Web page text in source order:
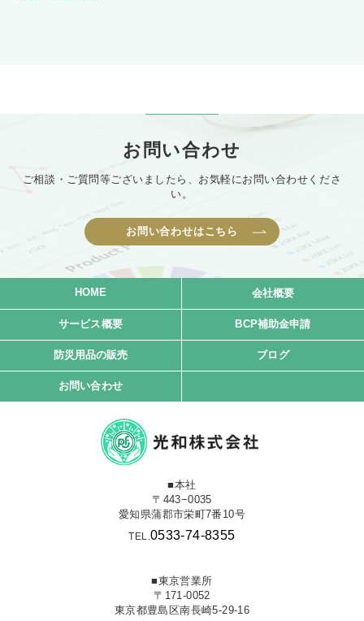
お問い合わせ
ご相談・ご質問等ございましたら、お気軽にお問い合わせくださ
い。
お問い合わせはこちら
HOME 会社概要
サービス概要 BCP補助金申請
防災用品の販売 ブログ
お問い合わせ
■本社
〒443−0035
愛知県蒲郡市栄町7番10号
TEL.0533-74-8355
■東京営業所
〒171-0052
東京都豊島区南長崎5-29-16